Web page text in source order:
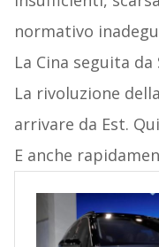
normativo
La Cina seguita
La rivoluzione
arrivare da Est.
E anche